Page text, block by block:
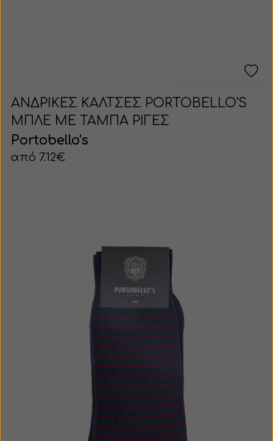
ΑΝΔΡΙΚΕΣ ΚΑΛΤΣΕΣ PORTOBELLO'S
ΜΠΛΕ ΜΕ ΤΑΜΠΑ ΡΙΓΕΣ
Portobello's
από 7.12€